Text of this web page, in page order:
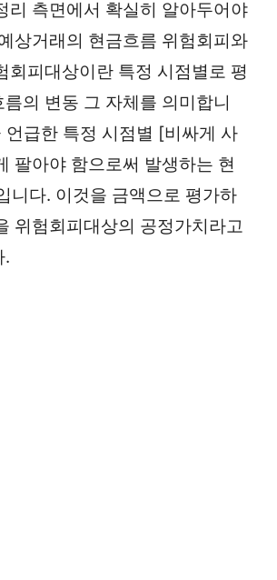
리 측면에서 확실히 알아두어야
상거래의 현금흐름 위험회피와
회피대상이란 특정 시점별로 평
의 변동 그 자체를 의미합니
언급한 특정 시점별 [비싸게 사
팔아야 함으로써 발생하는 현
니다. 이것을 금액으로 평가하
위험회피대상의 공정가치라고
.